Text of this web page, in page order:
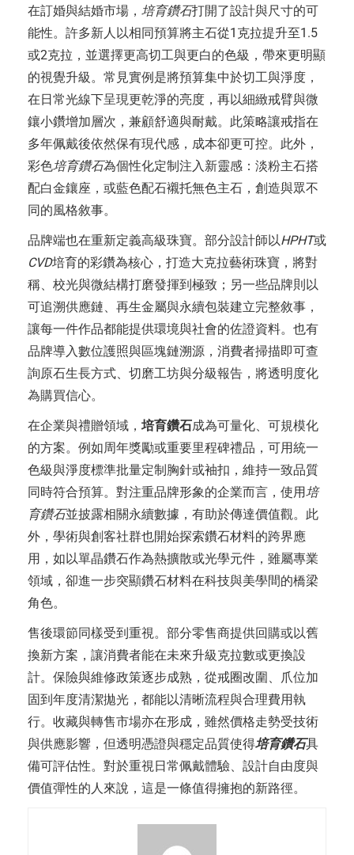
在訂婚與結婚市場， 培育鑽石打開了設計與尺寸的可
能性。許多新人以相同預算將主石從1克拉提升至1.5
或2克拉，並選擇更高切工與更白的色級，帶來更明顯
的視覺升級。常見實例是將預算集中於切工與淨度，
在日常光線下呈現更乾淨的亮度，再以細緻戒臂與微
鑲小鑽增加層次，兼顧舒適與耐戴。此策略讓戒指在
多年佩戴後依然保有現代感，成本卻更可控。此外，
彩色培育鑽石為個性化定制注入新靈感：淡粉主石搭
配白金鑲座，或藍色配石襯托無色主石，創造與眾不
同的風格敘事。
品牌端也在重新定義高級珠寶。部分設計師以HPHT或
CVD培育的彩鑽為核心，打造大克拉藝術珠寶，將對
稱、校光與微結構打磨發揮到極致；另一些品牌則以
可追溯供應鏈、再生金屬與永續包裝建立完整敘事，
讓每一件作品都能提供環境與社會的佐證資料。也有
品牌導入數位護照與區塊鏈溯源，消費者掃描即可查
詢原石生長方式、切磨工坊與分級報告，將透明度化
為購買信心。
在企業與禮贈領域， 培育鑽石成為可量化、可規模化
的方案。例如周年獎勵或重要里程碑禮品，可用統一
色級與淨度標準批量定制胸針或袖扣，維持一致品質
同時符合預算。對注重品牌形象的企業而言，使用培
育鑽石並披露相關永續數據，有助於傳達價值觀。此
外，學術與創客社群也開始探索鑽石材料的跨界應
用，如以單晶鑽石作為熱擴散或光學元件，雖屬專業
領域，卻進一步突顯鑽石材料在科技與美學間的橋梁
角色。
售後環節同樣受到重視。部分零售商提供回購或以舊
換新方案，讓消費者能在未來升級克拉數或更換設
計。保險與維修政策逐步成熟，從戒圈改圍、爪位加
固到年度清潔拋光，都能以清晰流程與合理費用執
行。收藏與轉售市場亦在形成，雖然價格走勢受技術
與供應影響，但透明憑證與穩定品質使得培育鑽石具
備可評估性。對於重視日常佩戴體驗、設計自由度與
價值彈性的人來說，這是一條值得擁抱的新路徑。